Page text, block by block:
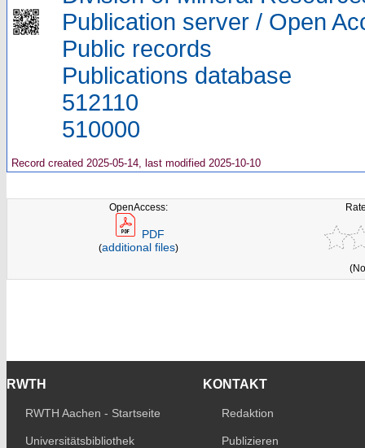
Publication server / Open
Public records
Publications database
512110
510000
Record created 2025-05-14, last modified 2025-10-10
OpenAccess:
PDF
(additional files)
RWTH
RWTH Aachen - Startseite
Universitätsbibliothek
KONTAKT
Redaktion
Publizieren